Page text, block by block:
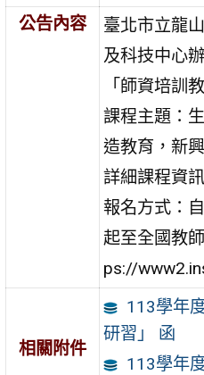
公告內容
臺北市立龍
及科技中心
「師資培訓
課程主題：
造教育，新
詳細課程資
報名方式：
起至全國教
ps://
相關附件
113學年
研習」 函
113學年